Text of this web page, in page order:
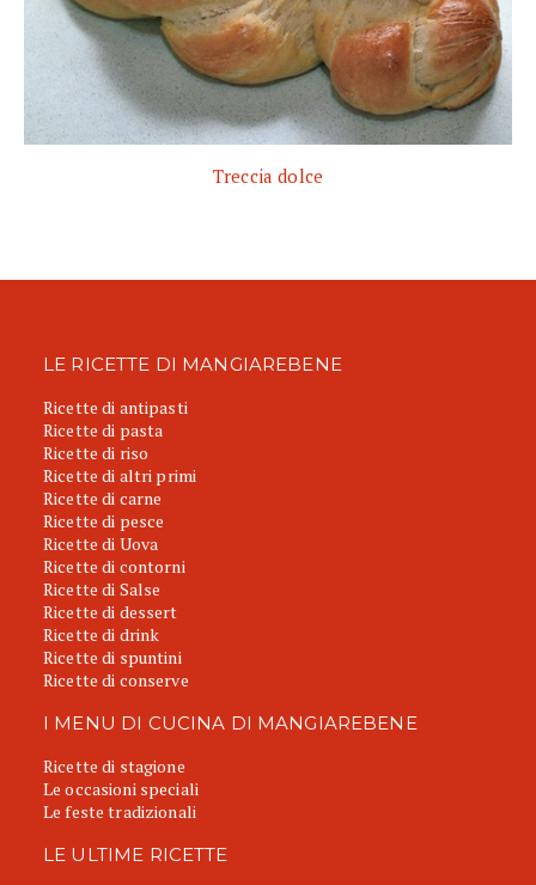
Treccia dolce
LE RICETTE DI MANGIAREBENE
Ricette di antipasti
Ricette di pasta
Ricette di riso
Ricette di altri primi
Ricette di carne
Ricette di pesce
Ricette di Uova
Ricette di contorni
Ricette di Salse
Ricette di dessert
Ricette di drink
Ricette di spuntini
Ricette di conserve
I MENU DI CUCINA DI MANGIAREBENE
Ricette di stagione
Le occasioni speciali
Le feste tradizionali
LE ULTIME RICETTE